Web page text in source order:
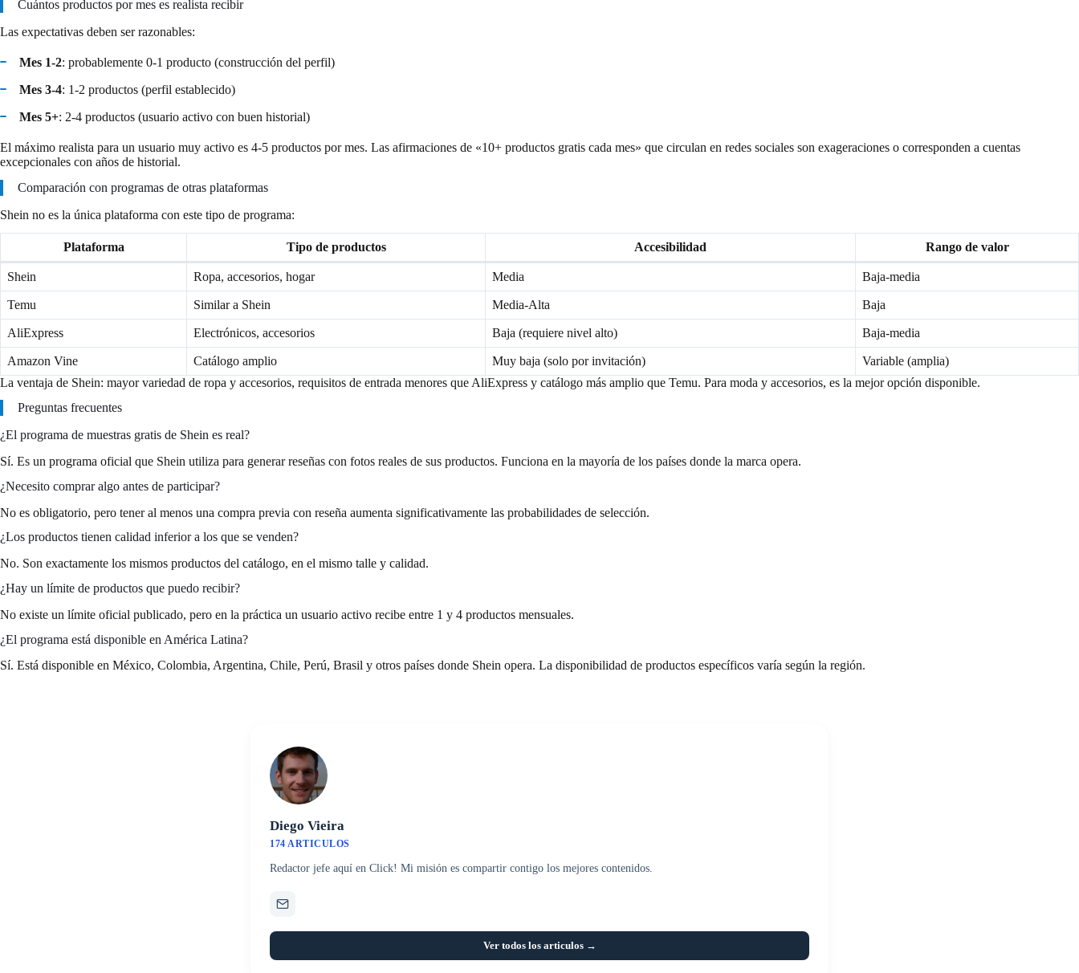
Cuántos productos por mes es realista recibir
Las expectativas deben ser razonables:
Mes 1-2: probablemente 0-1 producto (construcción del perfil)
Mes 3-4: 1-2 productos (perfil establecido)
Mes 5+: 2-4 productos (usuario activo con buen historial)
El máximo realista para un usuario muy activo es 4-5 productos por mes. Las afirmaciones de «10+ productos gratis cada mes» que circulan en redes sociales son exageraciones o corresponden a cuentas
excepcionales con años de historial.
Comparación con programas de otras plataformas
Shein no es la única plataforma con este tipo de programa:
Plataforma Tipo de productos Accesibilidad Rango de valor
Shein Ropa, accesorios, hogar Media Baja-media
Temu Similar a Shein Media-Alta Baja
AliExpress Electrónicos, accesorios Baja (requiere nivel alto) Baja-media
Amazon Vine Catálogo amplio Muy baja (solo por invitación)
Variable (amplia)
La ventaja de Shein: mayor variedad de ropa y accesorios, requisitos de entrada menores que AliExpress y catálogo más amplio que Temu. Para moda y accesorios, es la mejor opción disponible.
Preguntas frecuentes
¿El programa de muestras gratis de Shein es real?
Sí. Es un programa oficial que Shein utiliza para generar reseñas con fotos reales de sus productos. Funciona en la mayoría de los países donde la marca opera.
¿Necesito comprar algo antes de participar?
No es obligatorio, pero tener al menos una compra previa con reseña aumenta significativamente las probabilidades de selección.
¿Los productos tienen calidad inferior a los que se venden?
No. Son exactamente los mismos productos del catálogo, en el mismo talle y calidad.
¿Hay un límite de productos que puedo recibir?
No existe un límite oficial publicado, pero en la práctica un usuario activo recibe entre 1 y 4 productos mensuales.
¿El programa está disponible en América Latina?
Sí. Está disponible en México, Colombia, Argentina, Chile, Perú, Brasil y otros países donde Shein opera. La disponibilidad de productos específicos varía según la región.
Diego Vieira
174 ARTICULOS
Redactor jefe aquí en Click! Mi misión es compartir contigo los mejores contenidos.
Ver todos los articulos →